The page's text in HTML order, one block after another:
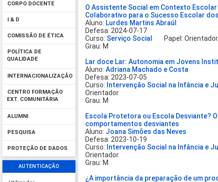
CORPO DOCENTE
I & D
COMISSÃO DE ÉTICA
POLÍTICA DE
QUALIDADE
INTERNACIONALIZAÇÃO
CENTRO FORMAÇÃO
EXT. COMUNITÁRIA
ALUMNI
PESQUISA
PROTEÇÃO DE DADOS
AUTENTICAÇÃO
O Assistente Social em Contexto
Colaborativo para o Sucesso Escolar
Aluno: Lurdes Martins Abraúl
Defesa: 2024-07-17
Curso: Serviço Social
Papel: Orientador
Grau: M
Lar doce Lar: Autonomia em Jovens
Aluno:Adriana Machado e Costa
Defesa: 2023-07-05
Curso: Intervenção Social na Infância e
Orientador
Grau: M
Escola Protetora ou Escola Desviante?
comportamentos desviantes
Aluno: Joana Simões das Neves
Defesa: 2023-10-19
Curso: Intervenção Social na Infância e
Orientador
Grau: M
¿A importância da preparação de um